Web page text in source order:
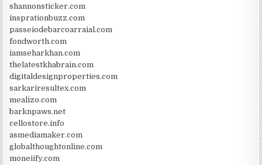
shannonsticker.com
insprationbuzz.com
passeiodebarcoarraial.com
fondworth.com
iamseharkhan.com
thelatestkhabrain.com
digitaldesignproperties.com
sarkariresultex.com
mealizo.com
barknpaws.net
cellostore.info
asmediamaker.com
globalthoughtonline.com
moneiify.com